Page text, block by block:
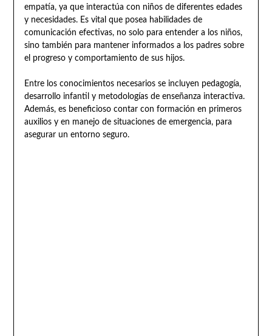
empatía, ya que interactúa con niños de diferentes edades
y necesidades. Es vital que posea habilidades de
comunicación efectivas, no solo para entender a los niños,
sino también para mantener informados a los padres sobre
el progreso y comportamiento de sus hijos.
Entre los conocimientos necesarios se incluyen pedagogía,
desarrollo infantil y metodologías de enseñanza interactiva.
Además, es beneficioso contar con formación en primeros
auxilios y en manejo de situaciones de emergencia, para
asegurar un entorno seguro.